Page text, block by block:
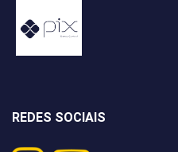
REDES SOCIAIS